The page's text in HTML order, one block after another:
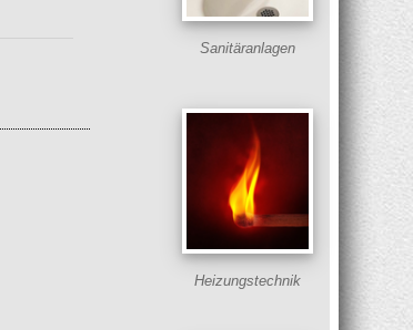
Sanitäranlagen
Heizungstechnik